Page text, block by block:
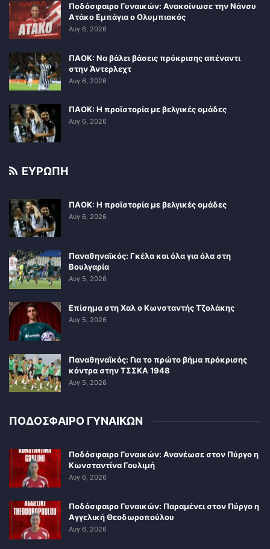
Ποδόσφαιρο Γυναικών: Ανακοίνωσε την Νάνσυ
Ατάκο Εμπάγια ο Ολυμπιακός
Αυγ 6, 2026
ΠΑΟΚ: Να βάλει βάσεις πρόκρισης απέναντι
στην Άντερλεχτ
Αυγ 6, 2026
ΠΑΟΚ: Η προϊστορία με βελγικές ομάδες
Αυγ 6, 2026
ΕΥΡΩΠΗ
ΠΑΟΚ: Η προϊστορία με βελγικές ομάδες
Αυγ 6, 2026
Παναθηναϊκός: Γκέλα και όλα για όλα στη
Βουλγαρία
Αυγ 5, 2026
Επίσημα στη Χαλ ο Κωνσταντής Τζολάκης
Αυγ 5, 2026
Παναθηναϊκός: Για το πρώτο βήμα πρόκρισης
κόντρα στην ΤΣΣΚΑ 1948
Αυγ 5, 2026
ΠΟΔΟΣΦΑΙΡΟ ΓΥΝΑΙΚΩΝ
Ποδόσφαιρο Γυναικών: Ανανέωσε στον Πύργο η
Κωνσταντίνα Γουλιμή
Αυγ 6, 2026
Ποδόσφαιρο Γυναικών: Παραμένει στον Πύργο η
Αγγελική Θεοδωροπούλου
Αυγ 6, 2026